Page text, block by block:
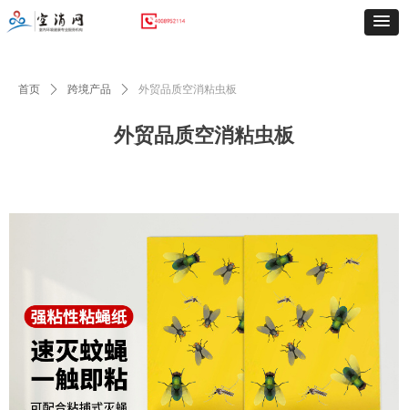
首页 ꄲ 跨境产品 ꄲ 外贸品质空消粘虫板
外贸品质空消粘虫板